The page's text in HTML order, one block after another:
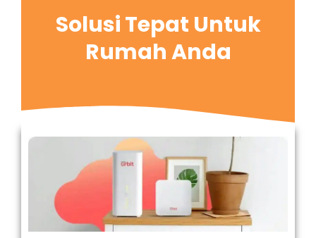
Solusi Tepat Untuk
Rumah Anda